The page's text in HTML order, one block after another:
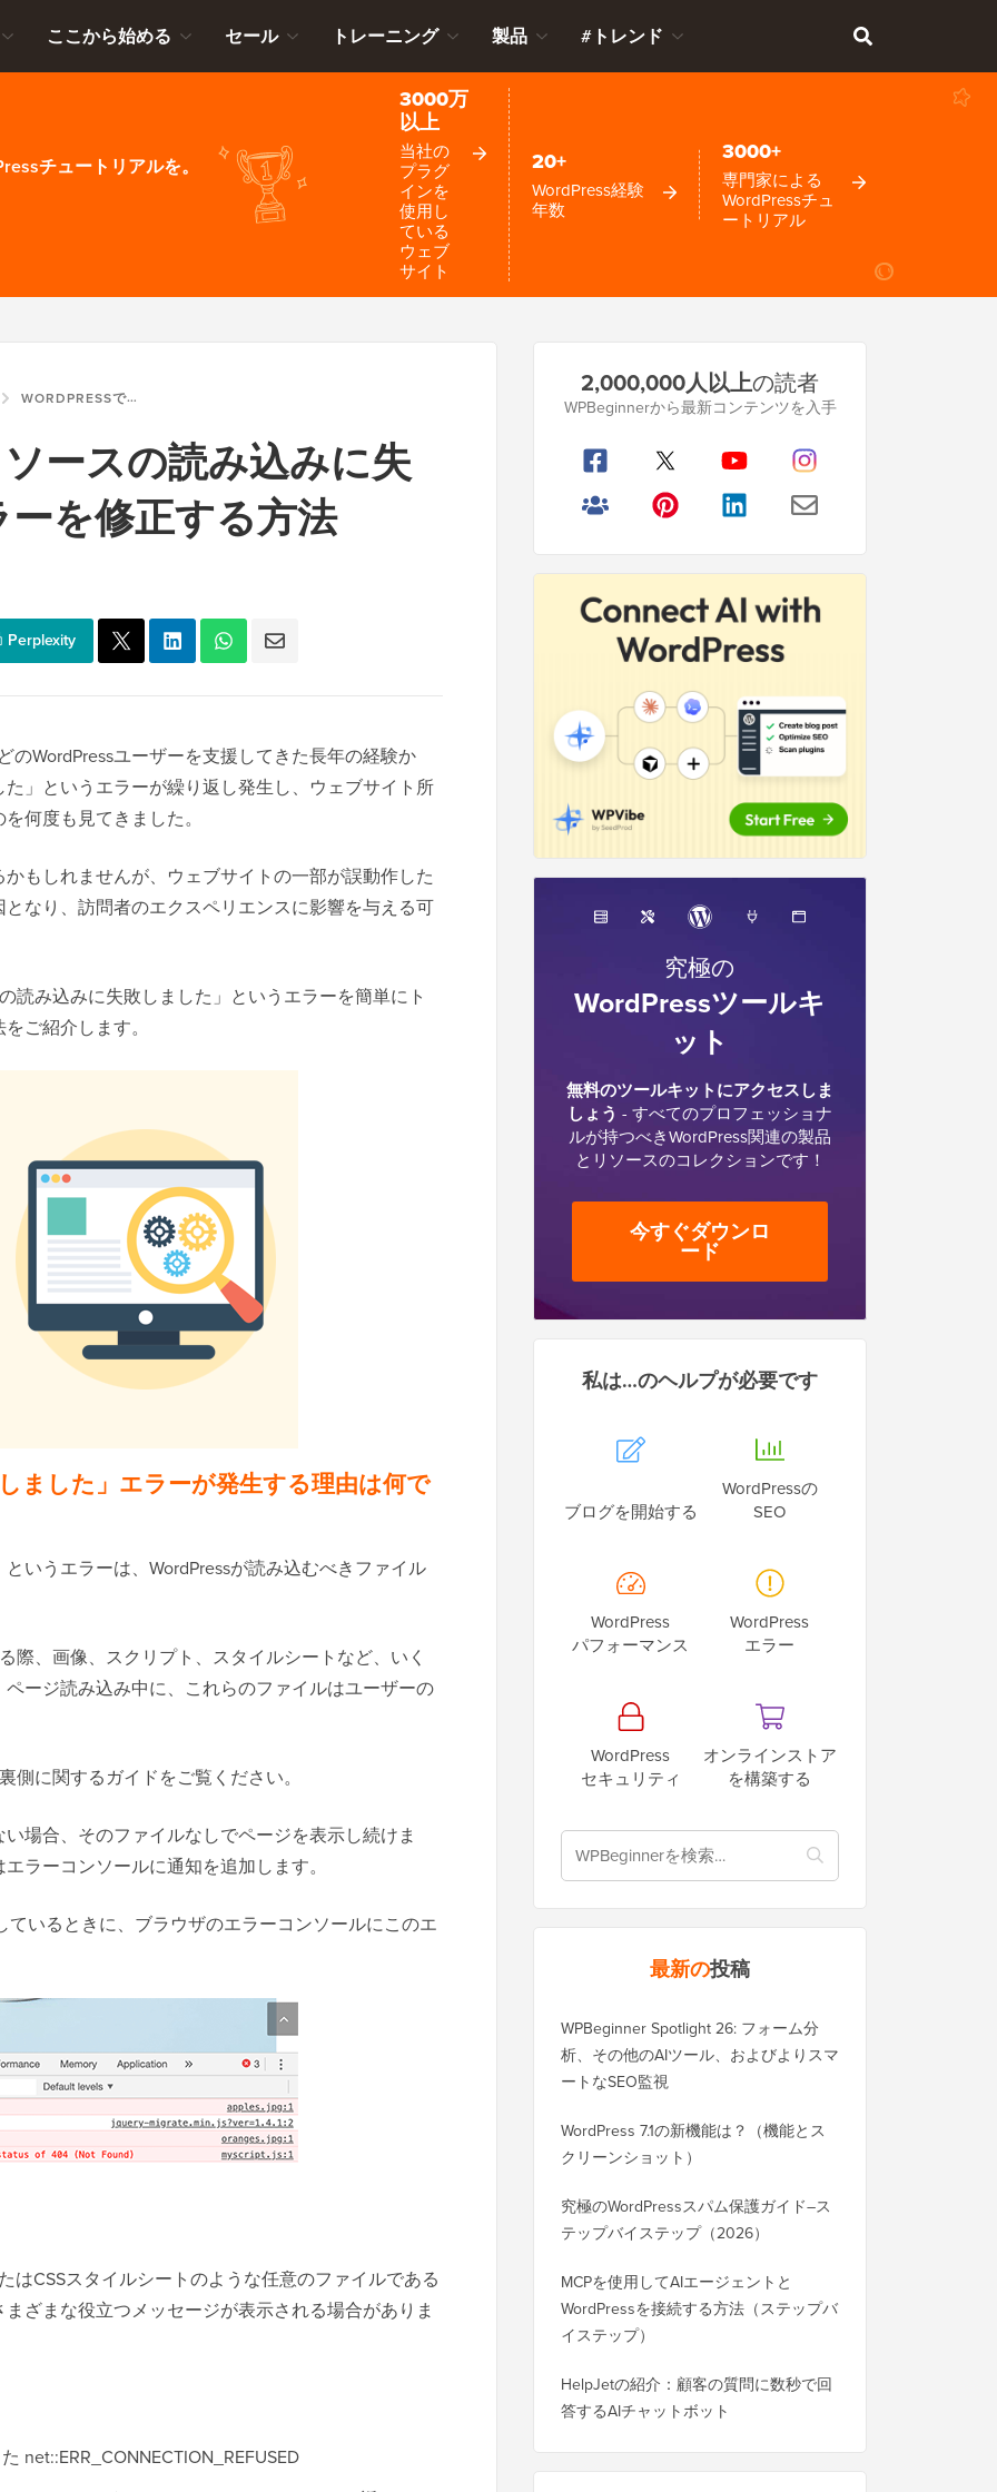
ここから始める セール トレーニング 製品 #トレンド
チュートリアルを。
3000万
以上
当社の
プラグ
インを
使用し
ている
ウェブ
サイト
20+
WordPress経験
年数
3000+
専門家による
WordPressチュ
ートリアル
WORDPRESSで「リソースの読み込みに失敗しました」エラーを修正する方法
ースの読み込みに失
を修正する方法
Perplexity
のWordPressユーザーを支援してきた長年の経験か
」というエラーが繰り返し発生し、ウェブサイト所
何度も見てきました。
もしれませんが、ウェブサイトの一部が誤動作した
なり、訪問者のエクスペリエンスに影響を与える可
読み込みに失敗しました」というエラーを簡単にト
ご紹介します。
ました」エラーが発生する理由は何で
いうエラーは、WordPressが読み込むべきファイル
際、画像、スクリプト、スタイルシートなど、いく
ージ読み込み中に、これらのファイルはユーザーの
側に関するガイドをご覧ください。
場合、そのファイルなしでページを表示し続けま
ラーコンソールに通知を追加します。
ているときに、ブラウザのエラーコンソールにこのエ
はCSSスタイルシートのような任意のファイルである
ざまな役立つメッセージが表示される場合がありま
net::ERR_CONNECTION_REFUSED
サ
ー
2,000,000人以上の読者
WPBeginnerから最新コンテンツを入手
究極の
WordPressツールキ
ット
無料のツールキットにアクセスしま
しょう - すべてのプロフェッショナ
ルが持つべきWordPress関連の製品
とリソースのコレクションです！
今すぐダウンロ
ード
私は…のヘルプが必要です
ブログを開始する
WordPressの
SEO
WordPress
パフォーマンス
WordPress
エラー
WordPress
セキュリティ
オンラインストア
を構築する
最新の投稿
WPBeginner Spotlight 26: フォーム分
析、その他のAIツール、およびよりスマ
ートなSEO監視
WordPress 7.1の新機能は？（機能とス
クリーンショット）
究極のWordPressスパム保護ガイド–ス
テップバイステップ（2026）
MCPを使用してAIエージェントと
WordPressを接続する方法（ステップバ
イステップ）
HelpJetの紹介：顧客の質問に数秒で回
答するAIチャットボット